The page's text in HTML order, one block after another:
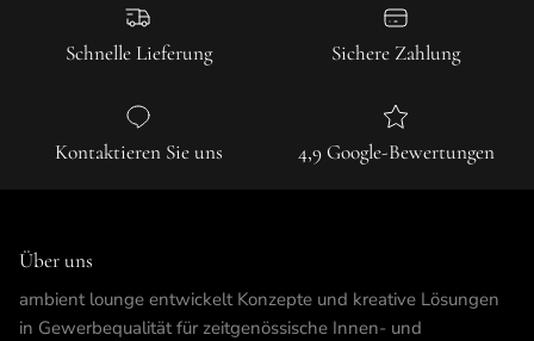
Schnelle Lieferung Sichere Zahlung
Kontaktieren Sie uns 4,9 Google-Bewertungen
Über uns
ambient lounge entwickelt Konzepte und kreative Lösungen
in Gewerbequalität für zeitgenössische Innen- und